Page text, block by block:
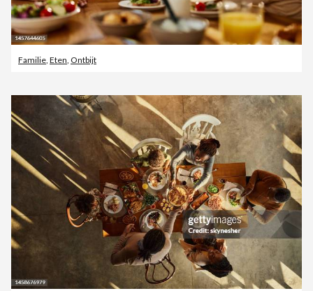
Familie Eten Ontbijt